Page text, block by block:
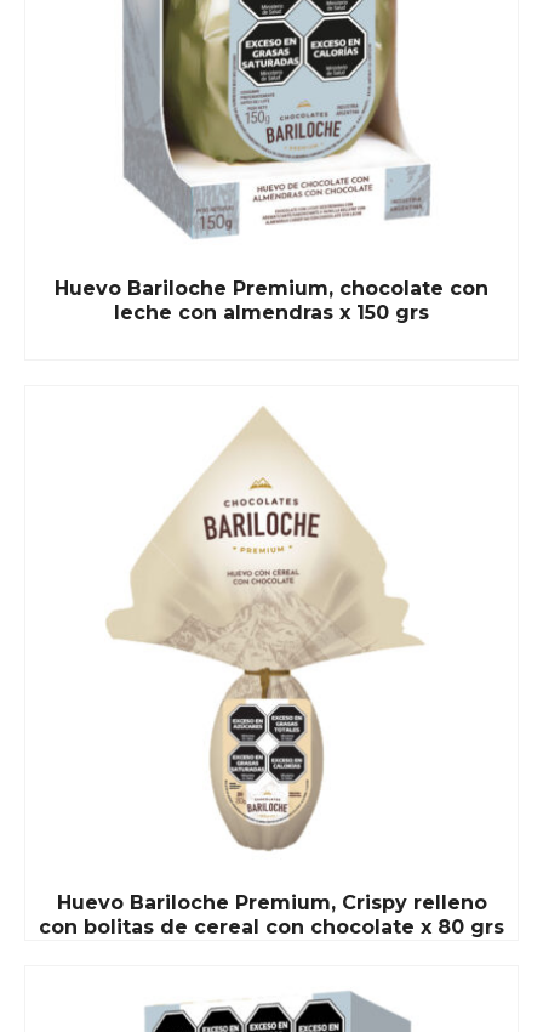
Huevo Bariloche Premium, chocolate con
leche con almendras x 150 grs
Huevo Bariloche Premium, Crispy relleno
con bolitas de cereal con chocolate x 80 grs